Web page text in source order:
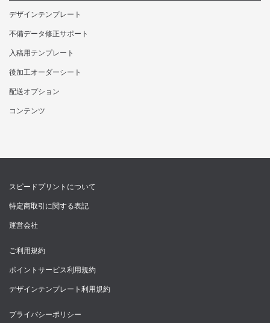
デザインテンプレート
不備データ修正サポート
入稿用テンプレート
後加工オーダーシート
配送オプション
コンテンツ
スピードプリントについて
特定商取引に関する表記
運営会社
ご利用規約
ポイントサービス利用規約
デザインテンプレート利用規約
プライバシーポリシー